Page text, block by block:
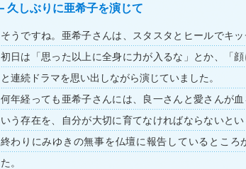
久しぶりに亜希子を演じて
そうですね。亜希子さんは、スタスタとヒールでキ
初日は「思った以上に全身に力が入るな」とか、「
と連続ドラマを思い出しながら演じていました。
何年経っても亜希子さんには、良一さんと愛さんが
いう存在を、自分が大切に育てなければならないと
終わりにみゆきの無事を仏壇に報告しているところ
た。